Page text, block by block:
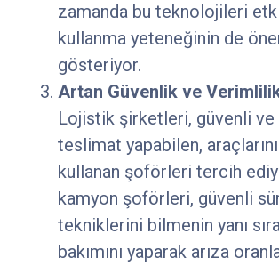
zamanda bu teknolojileri
kullanma yeteneğinin de
gösteriyor.
Artan Güvenlik ve
Lojistik şirketleri, güvenli ve
teslimat yapabilen,
kullanan şoförleri tercih
kamyon şoförleri, güvenli
tekniklerini bilmenin yanı
bakımını yaparak arıza